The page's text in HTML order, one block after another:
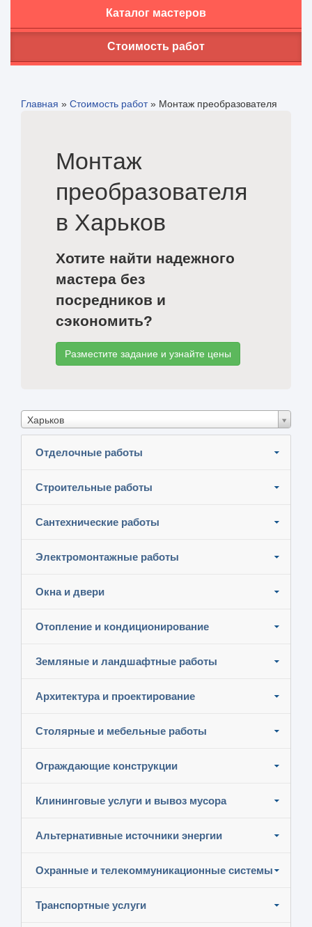
Каталог мастеров
Стоимость работ
Главная » Стоимость работ» Монтаж преобразователя
Монтаж
преобразователя
в Харьков
Хотите найти надежного
мастера без
посредников и
сэкономить?
Разместите задание и узнайте цены
Харьков
Отделочные работы
Строительные работы
Сантехнические работы
Электромонтажные работы
Окна и двери
Отопление и кондиционирование
Земляные и ландшафтные работы
Архитектура и проектирование
Столярные и мебельные работы
Ограждающие конструкции
Клининговые услуги и вывоз мусора
Альтернативные источники энергии
Охранные и телекоммуникационные системы
Транспортные услуги